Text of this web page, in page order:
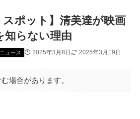
スポット】清美達が映画
知らない理由
ュース 2025年3月8日 2025年3月19日
場合があります。